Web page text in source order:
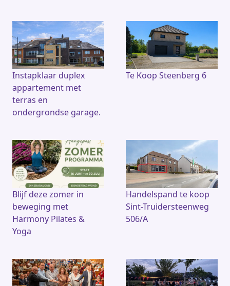
Instapklaar duplex
appartement met
terras en
ondergrondse garage.
Te Koop Steenberg 6
Blijf deze zomer in
beweging met
Harmony Pilates &
Yoga
Handelspand te koop
Sint-Truidersteenweg
506/A